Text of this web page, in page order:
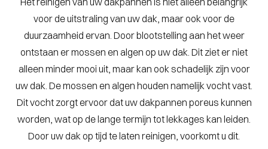
voor de uitstraling van uw dak, maar ook voor de
duurzaamheid ervan. Door blootstelling aan het weer
ontstaan er mossen en algen op uw dak. Dit ziet er niet
alleen minder mooi uit, maar kan ook schadelijk zijn voor
uw dak. De mossen en algen houden namelijk vocht vast.
Dit vocht zorgt ervoor dat uw dakpannen poreus kunnen
worden, wat op de lange termijn tot lekkages kan leiden.
Door uw dak op tijd te laten reinigen, voorkomt u dit.